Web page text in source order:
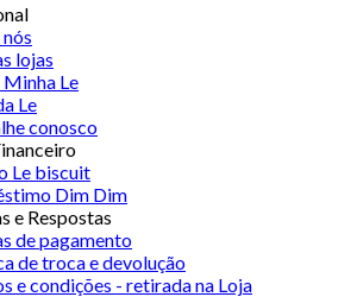
lojas
Le
Le
conosco
Le biscuit
Dim Dim
e Respostas
de pagamento
de troca e devolução
e condições - retirada na Loja